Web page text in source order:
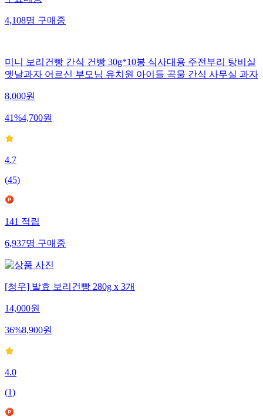
무료배송
4,108명구매중
미니 보리건빵 간식 건빵 30g*10봉 식사대용 주전부리 탕비실